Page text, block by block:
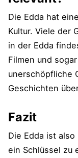
Die Edda hat
Kultur. Viele der
in der Edda
Filmen und
unerschöpfliche
Geschichten
Fazit
Die Edda ist
ein Schlüssel zu